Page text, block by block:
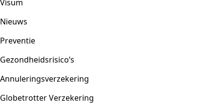
Visum
Nieuws
Preventie
Gezondheidsrisico’s
Annuleringsverzekering
Globetrotter Verzekering